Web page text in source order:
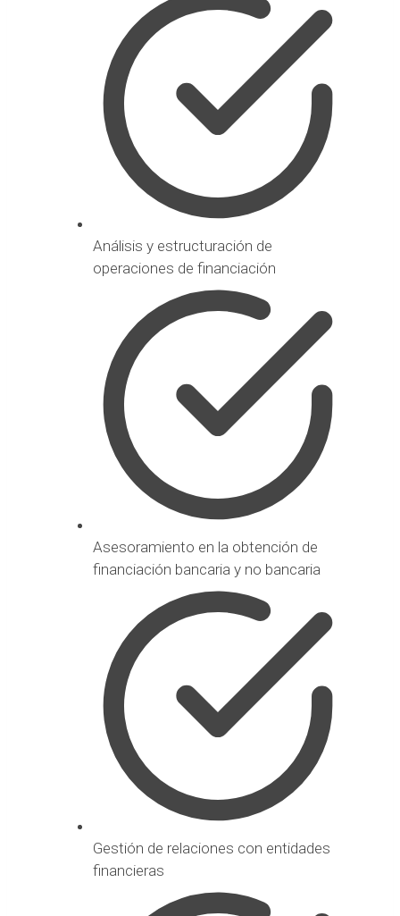
Análisis y estructuración de
operaciones de financiación
Asesoramiento en la obtención de
financiación bancaria y no bancaria
Gestión de relaciones con entidades
financieras